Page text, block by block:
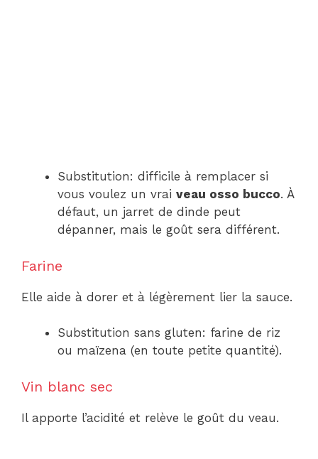
Substitution: difficile à remplacer si
vous voulez un vrai veau osso bucco. À
défaut, un jarret de dinde peut
dépanner, mais le goût sera différent.
Farine
Elle aide à dorer et à légèrement lier la sauce.
Substitution sans gluten: farine de riz
ou maïzena (en toute petite quantité).
Vin blanc sec
Il apporte l’acidité et relève le goût du veau.